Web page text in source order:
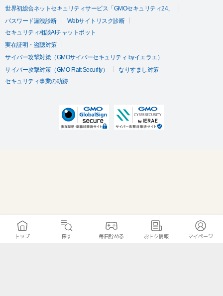
世界初総合ネットセキュリティサービス「GMOセキュリティ24」
パスワード漏洩診断
Webサイトリスク診断
セキュリティ相談AIチャットボット
実在証明・盗聴対策
サイバー攻撃対策（GMOサイバーセキュリティ byイエラエ）
サイバー攻撃対策（GMO Flatt Security）
なりすまし対策
セキュリティ事業の軌跡
トップ 探す 毎日貯める おトク情報 マイページ